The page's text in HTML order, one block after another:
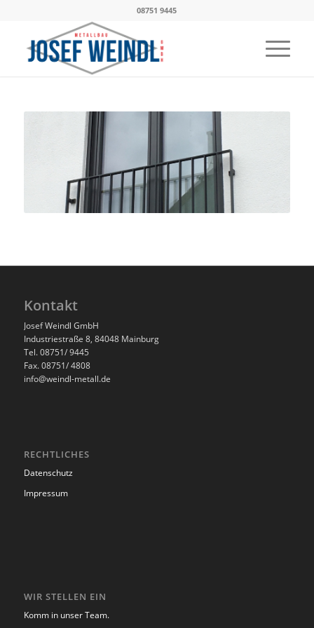
08751 9445
Kontakt
Josef Weindl GmbH
Industriestraße 8, 84048 Mainburg
Tel. 08751/ 9445
Fax. 08751/ 4808
info@weindl-metall.de
RECHTLICHES
Datenschutz
Impressum
WIR STELLEN EIN
Komm in unser Team.